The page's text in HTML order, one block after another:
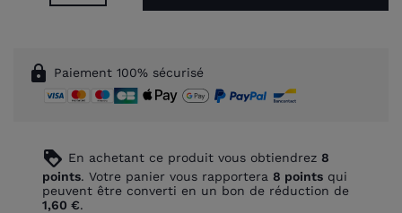
lock Paiement 100% sécurisé
loyalty En achetant ce produit vous obtiendrez 8
points. Votre panier vous rapportera 8 points qui
peuvent être converti en un bon de réduction de
1,60 €.